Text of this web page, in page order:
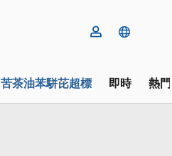
苦茶油苯駢芘超標 即時 熱